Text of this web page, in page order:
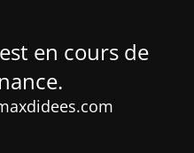
en cours de